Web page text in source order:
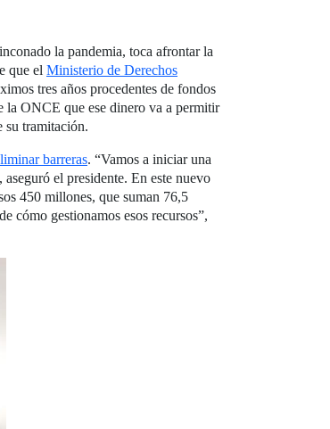
la pandemia, toca afrontar la
que el Ministerio de Derechos
tres años procedentes de fondos
la ONCE que ese dinero va a permitir
su tramitación.
barreras. “Vamos a iniciar una
el presidente. En este nuevo
450 millones, que suman 76,5
cómo gestionamos esos recursos”,